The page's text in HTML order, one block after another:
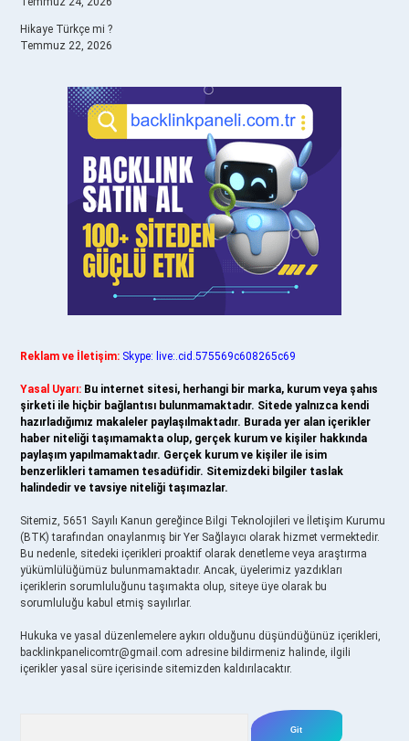
Hikaye Türkçe mi ?
Temmuz 22, 2026
Reklam ve İletişim: Skype: live:.cid.575569c608265c69
Yasal Uyarı: Bu internet sitesi, herhangi bir marka, kurum veya şahıs
şirketi ile hiçbir bağlantısı bulunmamaktadır. Sitede yalnızca kendi
hazırladığımız makaleler paylaşılmaktadır. Burada yer alan içerikler
haber niteliği taşımamakta olup, gerçek kurum ve kişiler hakkında
paylaşım yapılmamaktadır. Gerçek kurum ve kişiler ile isim
benzerlikleri tamamen tesadüfidir. Sitemizdeki bilgiler taslak
halindedir ve tavsiye niteliği taşımazlar.
Sitemiz, 5651 Sayılı Kanun gereğince Bilgi Teknolojileri ve İletişim Kurumu
(BTK) tarafından onaylanmış bir Yer Sağlayıcı olarak hizmet vermektedir.
Bu nedenle, sitedeki içerikleri proaktif olarak denetleme veya araştırma
yükümlülüğümüz bulunmamaktadır. Ancak, üyelerimiz yazdıkları
içeriklerin sorumluluğunu taşımakta olup, siteye üye olarak bu
sorumluluğu kabul etmiş sayılırlar.
Hukuka ve yasal düzenlemelere aykırı olduğunu düşündüğünüz içerikleri,
backlinkpanelicomtr@gmail.com adresine bildirmeniz halinde, ilgili
içerikler yasal süre içerisinde sitemizden kaldırılacaktır.